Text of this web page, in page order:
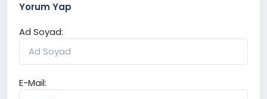
Yorum Yap
Ad Soyad:
E-Mail: